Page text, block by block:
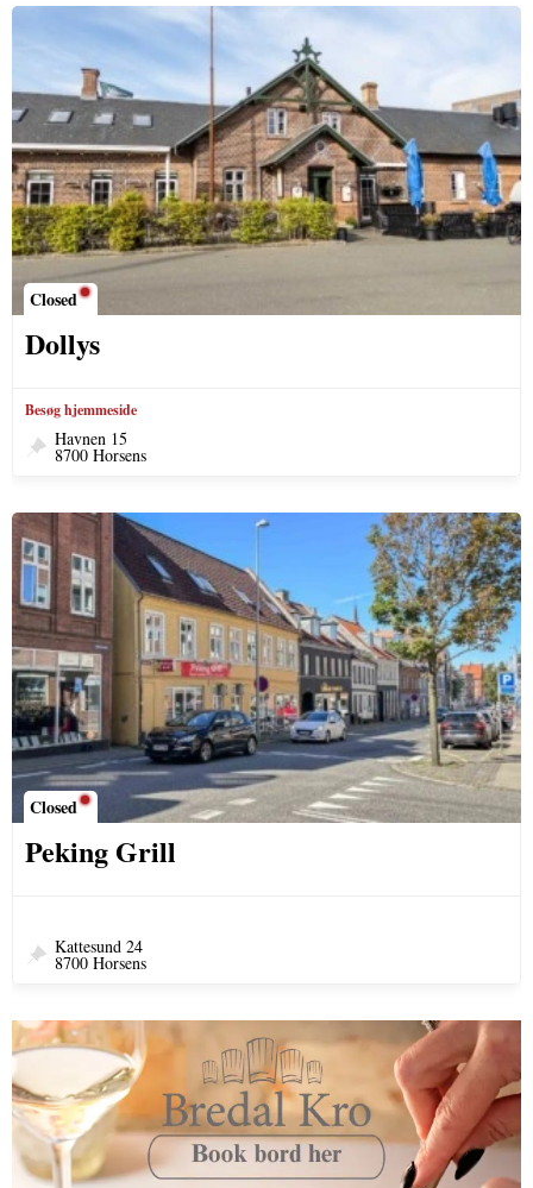
Closed
Dollys
Besøg hjemmeside
Havnen 15
8700 Horsens
Closed
Peking Grill
Kattesund 24
8700 Horsens